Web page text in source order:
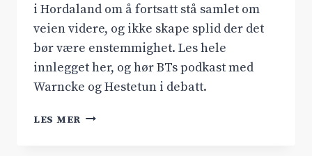
i Hordaland om å fortsatt stå samlet om
veien videre, og ikke skape splid der det
bør være enstemmighet. Les hele
innlegget her, og hør BTs podkast med
Warncke og Hestetun i debatt.
LES MER –